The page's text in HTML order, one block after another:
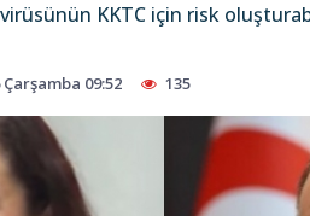
KKTC için risk
09:52 135